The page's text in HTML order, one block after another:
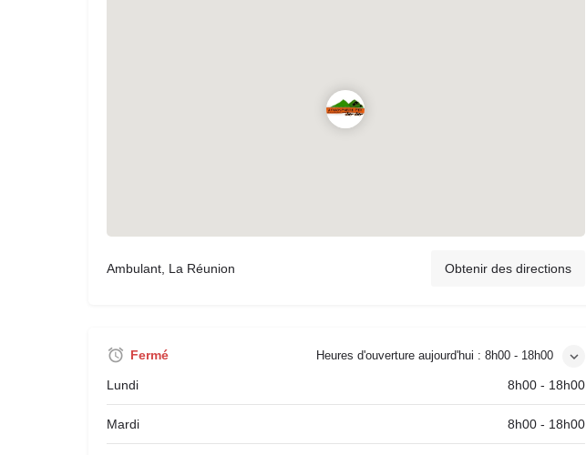
Ambulant, La Réunion Obtenir des directions
Fermé Heures d'ouverture aujourd'hui : 8h00 - 18h00
Lundi 8h00 - 18h00
Mardi 8h00 - 18h00